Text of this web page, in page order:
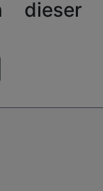
dieser